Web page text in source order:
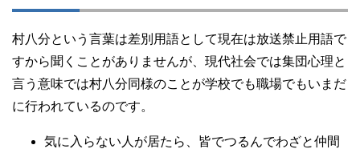
村八分という言葉は差別用語として現在は放送禁止用語で
すから聞くことがありませんが、現代社会では集団心理と
言う意味では村八分同様のことが学校でも職場でもいまだ
に行われているのです。
気に入らない人が居たら、皆でつるんでわざと仲間